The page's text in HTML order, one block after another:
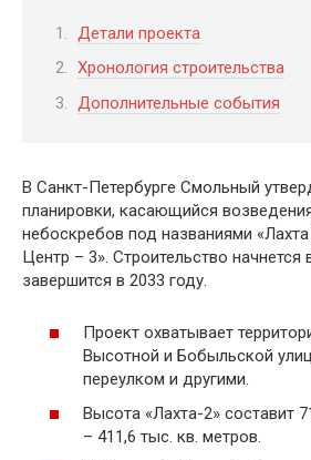
Детали проекта
Хронология строительства
Дополнительные события
В Санкт-Петербурге Смольный
планировки, касающийся
небоскребов под названиями
Центр – 3». Строительство начнется
завершится в 2033 году.
Проект охватывает
Высотной и Бобыльской
переулком и другими.
Высота «Лахта-2» составит
– 411,6 тыс. кв. метров.